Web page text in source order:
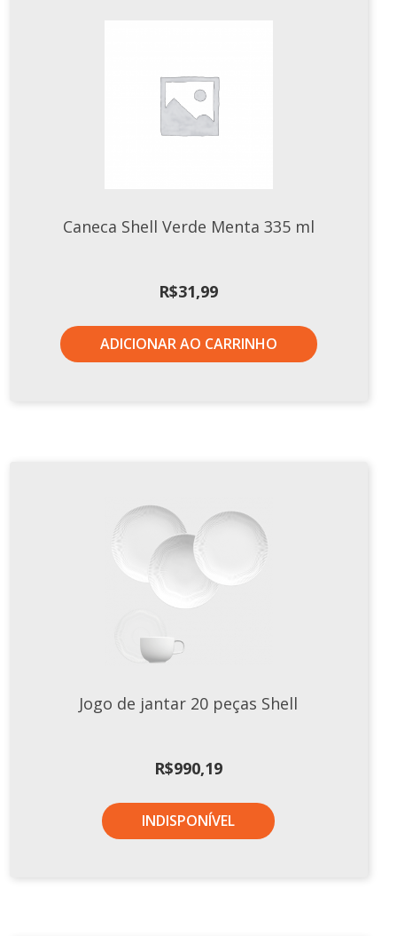
Caneca Shell Verde Menta 335 ml
R$31,99
ADICIONAR AO CARRINHO
Jogo de jantar 20 peças Shell
R$990,19
INDISPONÍVEL